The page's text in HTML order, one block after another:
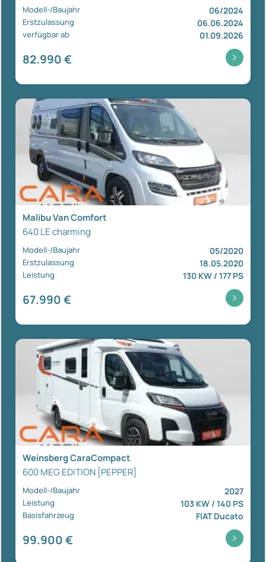
Modell-/Baujahr 06/2024
Erstzulassung 06.06.2024
verfügbar ab 01.09.2026
82.990 €
Malibu Van Comfort
640 LE charming
Modell-/Baujahr 05/2020
Erstzulassung 18.05.2020
Leistung 130 KW / 177 PS
67.990 €
Weinsberg CaraCompact
600 MEG EDITION [PEPPER]
Modell-/Baujahr 2027
Leistung 103 KW / 140 PS
Basisfahrzeug FIAT Ducato
99.900 €